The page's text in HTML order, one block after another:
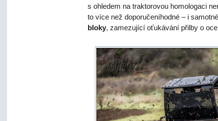
s ohledem na traktorovou homologaci
to více než doporučeníhodné – i
bloky, zamezující oťukávání přilby o